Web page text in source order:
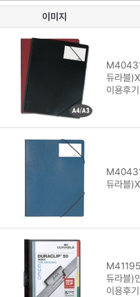
이미지
듀라블
이용후
듀라블
듀라블)
이용후